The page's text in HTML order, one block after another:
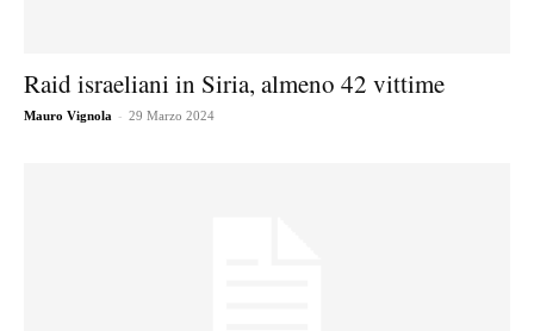
Raid israeliani in Siria, almeno 42 vittime
Mauro Vignola - 29 Marzo 2024